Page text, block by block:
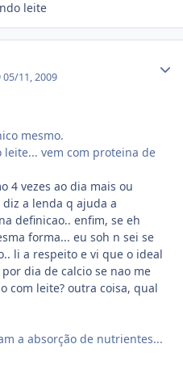
leite
05/11, 2009
mesmo.
vem com proteina de
4 vezes ao dia mais ou
a lenda q ajuda a
definicao.. enfim, se eh
forma... eu soh n sei se
li a respeito e vi que o ideal
dia de calcio se nao me
com leite? outra coisa, qual
a absorção de nutrientes...